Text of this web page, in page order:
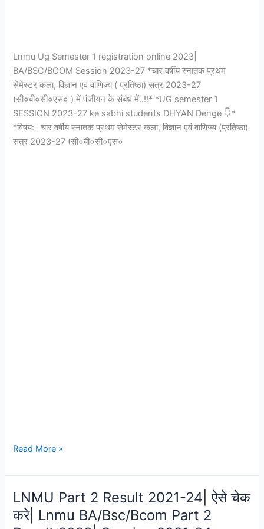
Lnmu Ug Semester 1 registration online 2023|
BA/BSC/BCOM Session 2023-27 *चार वर्षीय स्नातक प्रथम
सेमेस्टर कला, विज्ञान एवं वाणिज्य ( प्रतिष्ठा) सत्र 2023-27
(सी०बी०सी०एस० ) में पंजीयन के संबंध में..!!* *UG semester 1
SESSION 2023-27 ke sabhi students DHYAN Denge 👇*
*विषय:- चार वर्षीय स्नातक प्रथम सेमेस्टर कला, विज्ञान एवं वाणिज्य (प्रतिष्ठा)
सत्र 2023-27 (सी०बी०सी०एस०
Read More »
LNMU Part 2 Result 2021-24| ऐसे चेक
करे| Lnmu BA/Bsc/Bcom Part 2
LNMU
Part
2